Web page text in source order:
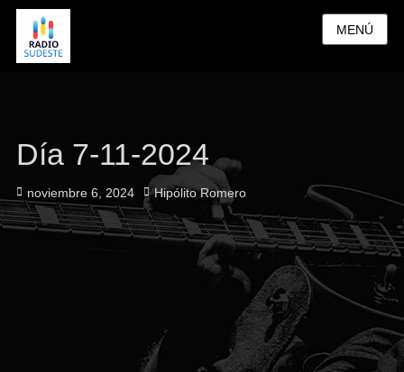
MENÚ
Día 7-11-2024
Publicado
el
noviembre 6, 2024 Autor
Hipólito Romero